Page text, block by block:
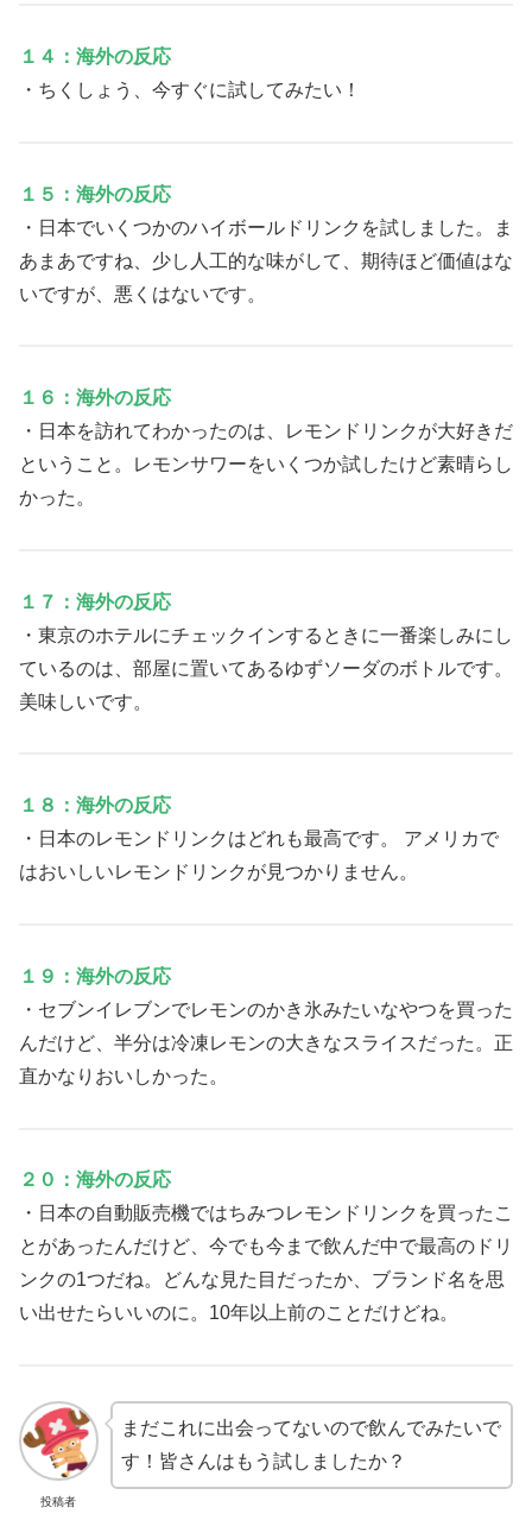
１４：海外の反応
・ちくしょう、今すぐに試してみたい！
１５：海外の反応
・日本でいくつかのハイボールドリンクを試しました。ま
あまあですね、少し人工的な味がして、期待ほど価値はな
いですが、悪くはないです。
１６：海外の反応
・日本を訪れてわかったのは、レモンドリンクが大好きだ
ということ。レモンサワーをいくつか試したけど素晴らし
かった。
１７：海外の反応
・東京のホテルにチェックインするときに一番楽しみにし
ているのは、部屋に置いてあるゆずソーダのボトルです。
美味しいです。
１８：海外の反応
・日本のレモンドリンクはどれも最高です。 アメリカで
はおいしいレモンドリンクが見つかりません。
１９：海外の反応
・セブンイレブンでレモンのかき氷みたいなやつを買った
んだけど、半分は冷凍レモンの大きなスライスだった。正
直かなりおいしかった。
２０：海外の反応
・日本の自動販売機ではちみつレモンドリンクを買ったこ
とがあったんだけど、今でも今まで飲んだ中で最高のドリ
ンクの1つだね。どんな見た目だったか、ブランド名を思
い出せたらいいのに。10年以上前のことだけどね。
投稿者
まだこれに出会ってないので飲んでみたいで
す！皆さんはもう試しましたか？